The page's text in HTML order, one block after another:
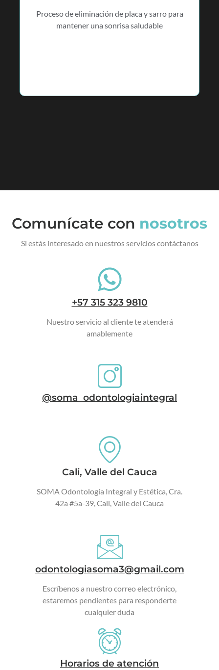
Proceso de eliminación de placa y sarro para
mantener una sonrisa saludable
Comunícate con nosotros
Si estás interesado en nuestros servicios contáctanos
+57 315 323 9810
Nuestro servicio al cliente te atenderá
amablemente
@soma_odontologiaintegral
Cali, Valle del Cauca
SOMA Odontología Integral y Estética, Cra.
42a #5a-39, Cali, Valle del Cauca
odontologiasoma3@gmail.com
Escríbenos a nuestro correo electrónico,
estaremos pendientes para responderte
cualquier duda
Horarios de atención